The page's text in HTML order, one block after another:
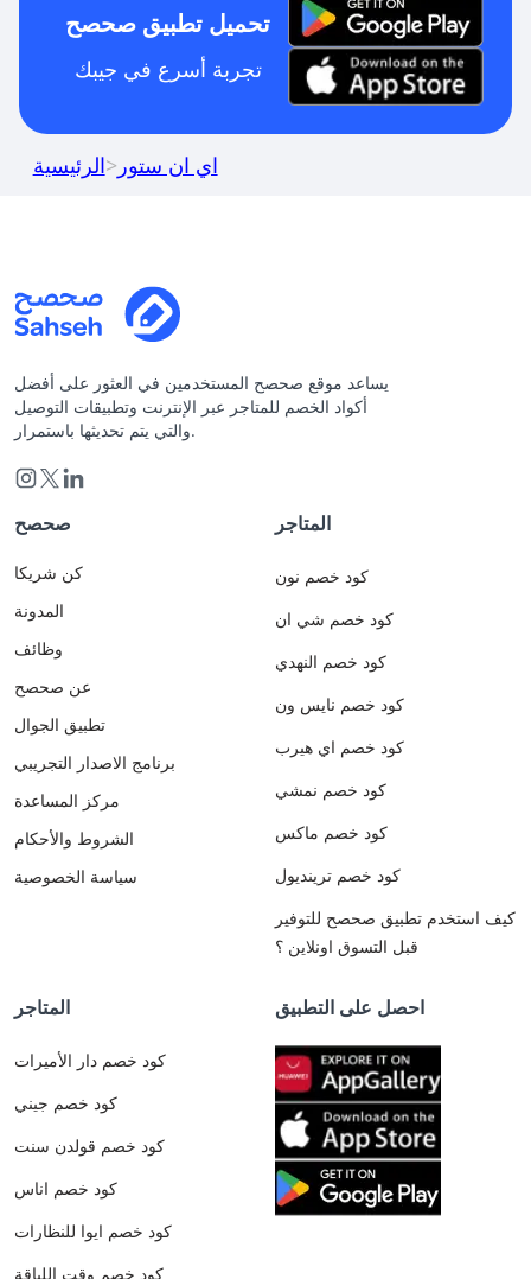
تحميل تطبيق صحصح
تجربة أسرع في جيبك
الرئيسية> اي ان ستور
يساعد موقع صحصح المستخدمين في العثور على أفضل
أكواد الخصم للمتاجر عبر الإنترنت وتطبيقات التوصيل
والتي يتم تحديثها باستمرار.
صحصح
كن شريكا
المدونة
وظائف
عن صحصح
تطبيق الجوال
برنامج الاصدار التجريبي
مركز المساعدة
الشروط والأحكام
سياسة الخصوصية
المتاجر
كود خصم نون
كود خصم شي ان
كود خصم النهدي
كود خصم نايس ون
كود خصم اي هيرب
كود خصم نمشي
كود خصم ماكس
كود خصم ترينديول
كيف استخدم تطبيق صحصح للتوفير
قبل التسوق اونلاين ؟
المتاجر
كود خصم دار الأميرات
كود خصم جيني
كود خصم قولدن سنت
كود خصم اناس
كود خصم ايوا للنظارات
كود خصم وقت اللياقة
احصل على التطبيق